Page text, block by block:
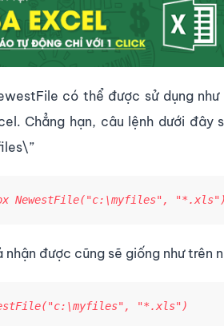
có thể được sử dụng
Chẳng hạn, câu lệnh dưới
NewestFile("c:\myfiles", "*.xls")
nhận được cũng sẽ giống như trên